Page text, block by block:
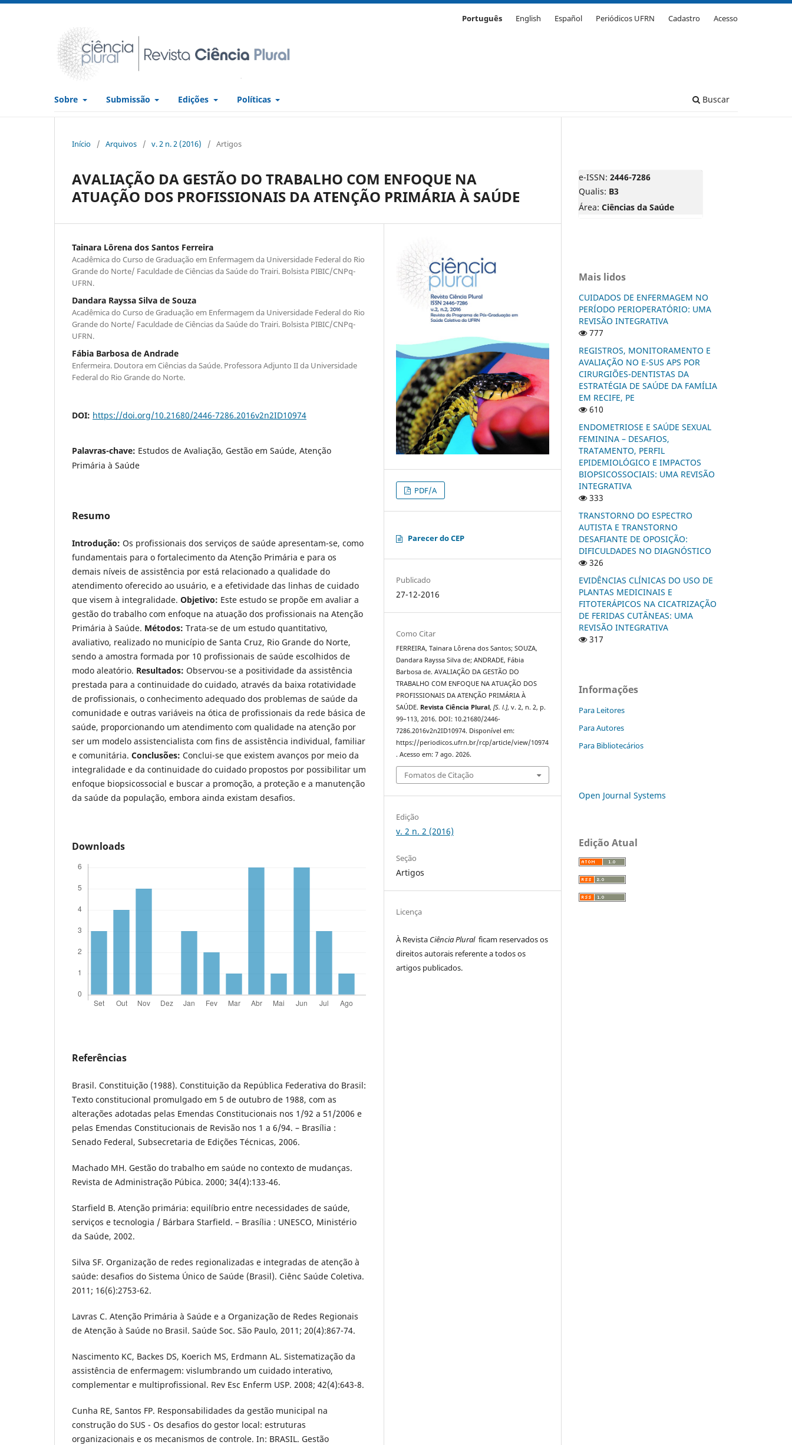
Sobre Submissão Edições Políticas Buscar
Português English Español Periódicos UFRN Cadastro Acesso
Início / Arquivos / v. 2 n. 2 (2016) / Artigos
AVALIAÇÃO DA GESTÃO DO TRABALHO COM ENFOQUE NA
ATUAÇÃO DOS PROFISSIONAIS DA ATENÇÃO PRIMÁRIA À SAÚDE
Tainara Lôrena dos Santos Ferreira
Acadêmica do Curso de Graduação em Enfermagem da Universidade Federal do Rio
Grande do Norte/ Faculdade de Ciências da Saúde do Trairi. Bolsista PIBIC/CNPq-
UFRN.
Dandara Rayssa Silva de Souza
Acadêmica do Curso de Graduação em Enfermagem da Universidade Federal do Rio
Grande do Norte/ Faculdade de Ciências da Saúde do Trairi. Bolsista PIBIC/CNPq-
UFRN.
Fábia Barbosa de Andrade
Enfermeira. Doutora em Ciências da Saúde. Professora Adjunto II da Universidade
Federal do Rio Grande do Norte.
DOI: https://doi.org/10.21680/2446-7286.2016v2n2ID10974
Palavras-chave: Estudos de Avaliação, Gestão em Saúde, Atenção
Primária à Saúde
Resumo
Introdução: Os profissionais dos serviços de saúde apresentam-se, como
fundamentais para o fortalecimento da Atenção Primária e para os
demais níveis de assistência por está relacionado a qualidade do
atendimento oferecido ao usuário, e a efetividade das linhas de cuidado
que visem à integralidade. Objetivo: Este estudo se propõe em avaliar a
gestão do trabalho com enfoque na atuação dos profissionais na Atenção
Primária à Saúde. Métodos: Trata-se de um estudo quantitativo,
avaliativo, realizado no município de Santa Cruz, Rio Grande do Norte,
sendo a amostra formada por 10 profissionais de saúde escolhidos de
modo aleatório. Resultados: Observou-se a positividade da assistência
prestada para a continuidade do cuidado, através da baixa rotatividade
de profissionais, o conhecimento adequado dos problemas de saúde da
comunidade e outras variáveis na ótica de profissionais da rede básica de
saúde, proporcionando um atendimento com qualidade na atenção por
ser um modelo assistencialista com fins de assistência individual, familiar
e comunitária. Conclusões: Conclui-se que existem avanços por meio da
integralidade e da continuidade do cuidado propostos por possibilitar um
enfoque biopsicossocial e buscar a promoção, a proteção e a manutenção
da saúde da população, embora ainda existam desafios.
Downloads
Referências
Brasil. Constituição (1988). Constituição da República Federativa do Brasil:
Texto constitucional promulgado em 5 de outubro de 1988, com as
alterações adotadas pelas Emendas Constitucionais nos 1/92 a 51/2006 e
pelas Emendas Constitucionais de Revisão nos 1 a 6/94. – Brasília :
Senado Federal, Subsecretaria de Edições Técnicas, 2006.
Machado MH. Gestão do trabalho em saúde no contexto de mudanças.
Revista de Administração Púbica. 2000; 34(4):133-46.
Starfield B. Atenção primária: equilíbrio entre necessidades de saúde,
serviços e tecnologia / Bárbara Starfield. – Brasília : UNESCO, Ministério
da Saúde, 2002.
Silva SF. Organização de redes regionalizadas e integradas de atenção à
saúde: desafios do Sistema Único de Saúde (Brasil). Ciênc Saúde Coletiva.
2011; 16(6):2753-62.
Lavras C. Atenção Primária à Saúde e a Organização de Redes Regionais
de Atenção à Saúde no Brasil. Saúde Soc. São Paulo, 2011; 20(4):867-74.
Nascimento KC, Backes DS, Koerich MS, Erdmann AL. Sistematização da
assistência de enfermagem: vislumbrando um cuidado interativo,
complementar e multiprofissional. Rev Esc Enferm USP. 2008; 42(4):643-8.
Cunha RE, Santos FP. Responsabilidades da gestão municipal na
construção do SUS - Os desafios do gestor local: estruturas
organizacionais e os mecanismos de controle. In: BRASIL. Gestão
PDF/A
Parecer do CEP
Publicado
27-12-2016
Como Citar
FERREIRA, Tainara Lôrena dos Santos; SOUZA,
Dandara Rayssa Silva de; ANDRADE, Fábia
Barbosa de. AVALIAÇÃO DA GESTÃO DO
TRABALHO COM ENFOQUE NA ATUAÇÃO DOS
PROFISSIONAIS DA ATENÇÃO PRIMÁRIA À
SAÚDE. Revista Ciência Plural,[S. l.], v. 2, n. 2, p.
99–113, 2016. DOI: 10.21680/2446-
7286.2016v2n2ID10974. Disponível em:
https://periodicos.ufrn.br/rcp/article/view/10974
. Acesso em: 7 ago. 2026.
Fomatos de Citação
Edição
v. 2 n. 2 (2016)
Seção
Artigos
Licença
À Revista Ciência Pluralficam reservados os
direitos autorais referente a todos os
artigos publicados.
e-ISSN: 2446-7286
Qualis: B3
Área: Ciências da Saúde
Mais lidos
CUIDADOS DE ENFERMAGEM NO
PERÍODO PERIOPERATÓRIO: UMA
REVISÃO INTEGRATIVA
777
REGISTROS, MONITORAMENTO E
AVALIAÇÃO NO E-SUS APS POR
CIRURGIÕES-DENTISTAS DA
ESTRATÉGIA DE SAÚDE DA FAMÍLIA
EM RECIFE, PE
610
ENDOMETRIOSE E SAÚDE SEXUAL
FEMININA – DESAFIOS,
TRATAMENTO, PERFIL
EPIDEMIOLÓGICO E IMPACTOS
BIOPSICOSSOCIAIS: UMA REVISÃO
INTEGRATIVA
333
TRANSTORNO DO ESPECTRO
AUTISTA E TRANSTORNO
DESAFIANTE DE OPOSIÇÃO:
DIFICULDADES NO DIAGNÓSTICO
326
EVIDÊNCIAS CLÍNICAS DO USO DE
PLANTAS MEDICINAIS E
FITOTERÁPICOS NA CICATRIZAÇÃO
DE FERIDAS CUTÂNEAS: UMA
REVISÃO INTEGRATIVA
317
Informações
Para Leitores
Para Autores
Para Bibliotecários
Open Journal Systems
Edição Atual